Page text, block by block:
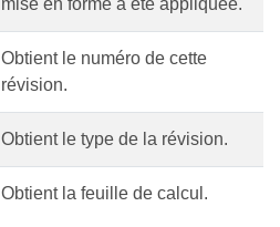
mise en forme a été appliquée.
Obtient le numéro de cette
révision.
Obtient le type de la révision.
Obtient la feuille de calcul.